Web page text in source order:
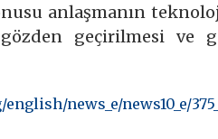
anlaşmanın
geçirilmesi ve
news_e/news10_e/